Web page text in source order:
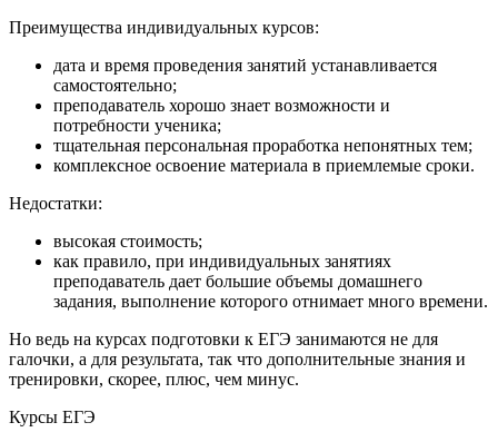
Преимущества индивидуальных курсов:
дата и время проведения занятий устанавливается
самостоятельно;
преподаватель хорошо знает возможности и
потребности ученика;
тщательная персональная проработка непонятных тем;
комплексное освоение материала в приемлемые сроки.
Недостатки:
высокая стоимость;
как правило, при индивидуальных занятиях
преподаватель дает большие объемы домашнего
задания, выполнение которого отнимает много времени.
Но ведь на курсах подготовки к ЕГЭ занимаются не для
галочки, а для результата, так что дополнительные знания и
тренировки, скорее, плюс, чем минус.
Курсы ЕГЭ